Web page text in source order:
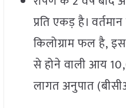
प्रति एकड़ है।
किलोग्राम फल है,
से होने वाली आय
लागत अनुपात